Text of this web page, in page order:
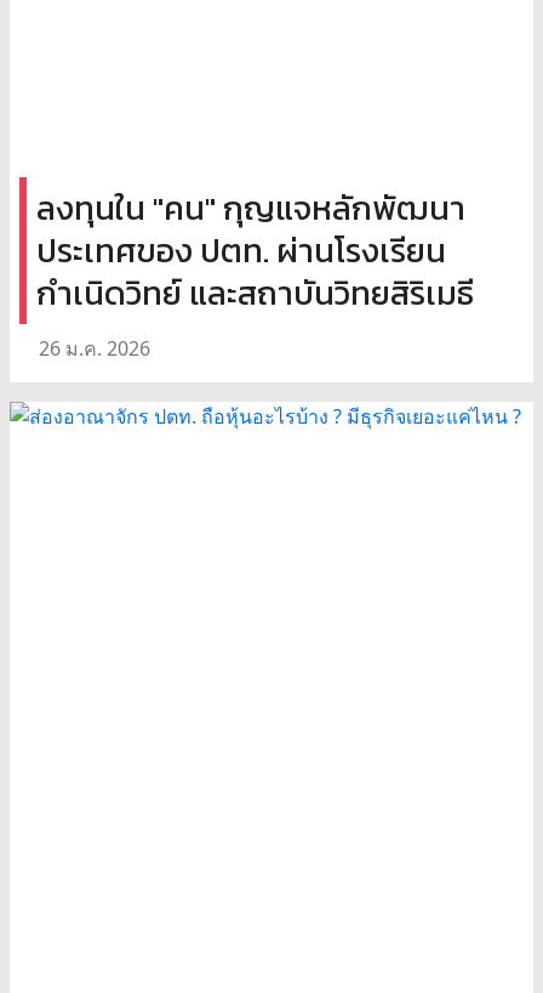
ลงทุนใน "คน" กุญแจหลักพัฒนา
ประเทศของ ปตท. ผ่านโรงเรียน
กำเนิดวิทย์ และสถาบันวิทยสิริเมธี
26 ม.ค. 2026